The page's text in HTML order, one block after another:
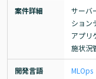
案件詳細
サーバ
ション
アプリ
施状況
開発言語 MLOps